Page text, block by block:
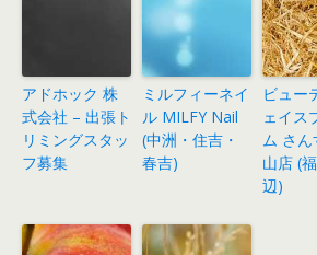
アドホック 株
式会社 – 出張ト
リミングスタッ
フ募集
ミルフィーネイ
ル MILFY Nail
(中洲・住吉・
春吉)
ビュー
ェイス
ム さ
山店 (
辺)